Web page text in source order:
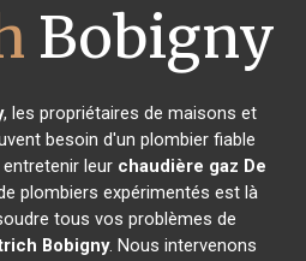
Bobigny
, les propriétaires de maisons et
besoin d'un plombier fiable
leur chaudière gaz De
plombiers expérimentés est là
tous vos problèmes de
Bobigny. Nous intervenons